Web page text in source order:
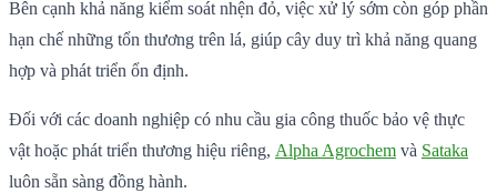
Bên cạnh khả năng kiểm soát nhện đỏ, việc xử lý sớm còn góp phần
hạn chế những tổn thương trên lá, giúp cây duy trì khả năng quang
hợp và phát triển ổn định.
Đối với các doanh nghiệp có nhu cầu gia công thuốc bảo vệ thực
vật hoặc phát triển thương hiệu riêng, Alpha Agrochem và Sataka
luôn sẵn sàng đồng hành.